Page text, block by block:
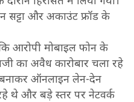
सट्टा और अकाउंट फ्रॉड के
आरोपी मोबाइल फोन के
का अवैध कारोबार चला रहे
ऑनलाइन लेन-देन
थे और बड़े स्तर पर नेटवर्क